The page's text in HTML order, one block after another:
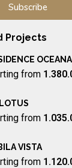
Projects
from
from
VISTA
from